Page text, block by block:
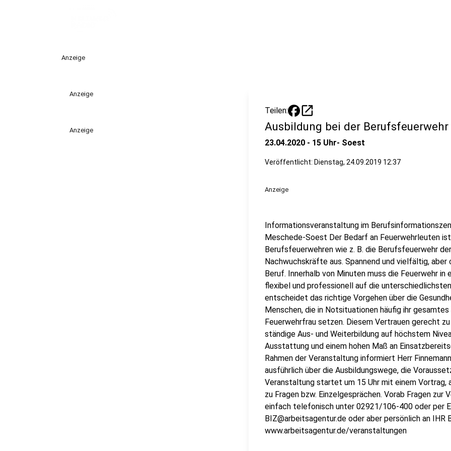
Anzeige
Anzeige
Anzeige
Teilen: open_in_new
Ausbildung bei der Berufsfeuerwehr
23.04.2020 - 15 Uhr- Soest
Veröffentlicht: Dienstag, 24.09.2019 12:37
Anzeige
Informationsveranstaltung im
Meschede-Soest Der Bedarf an Feuerwehrleuten
Berufsfeuerwehren wie z. B. die Berufsfeuerwehr
Nachwuchskräfte aus. Spannend und vielfältig,
Beruf. Innerhalb von Minuten muss die Feuerwehr
flexibel und professionell auf die
entscheidet das richtige Vorgehen über die
Menschen, die in Notsituationen häufig ihr
Feuerwehrfrau setzen. Diesem Vertrauen gerecht
ständige Aus- und Weiterbildung auf höchstem
Ausstattung und einem hohen Maß an
Rahmen der Veranstaltung informiert Herr
ausführlich über die Ausbildungswege, die
Veranstaltung startet um 15 Uhr mit einem Vortrag,
zu Fragen bzw. Einzelgesprächen. Vorab Fragen zur
einfach telefonisch unter 02921/106-400 oder per
BIZ@arbeitsagentur.de oder aber persönlich an IHR
www.arbeitsagentur.de/veranstaltungen